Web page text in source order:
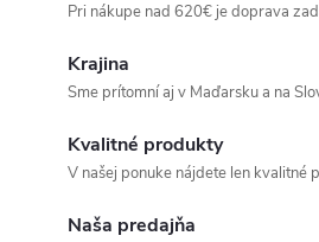
Pri nákupe nad 620€ je doprava
Krajina
Sme prítomní aj v Maďarsku a na
Kvalitné produkty
V našej ponuke nájdete len kvalitné
Naša predajňa